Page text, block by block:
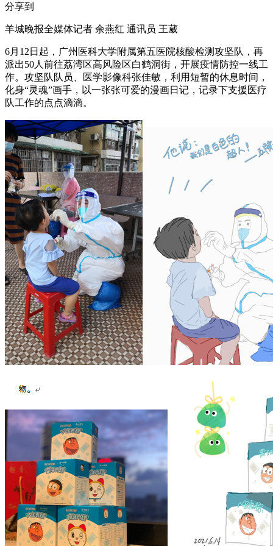
分享到
羊城晚报全媒体记者 余燕红 通讯员 王葳
6月12日起，广州医科大学附属第五医院核酸检测攻坚队，再
派出50人前往荔湾区高风险区白鹤洞街，开展疫情防控一线工
作。攻坚队队员、医学影像科张佳敏，利用短暂的休息时间，
化身“灵魂”画手，以一张张可爱的漫画日记，记录下支援医疗
队工作的点点滴滴。